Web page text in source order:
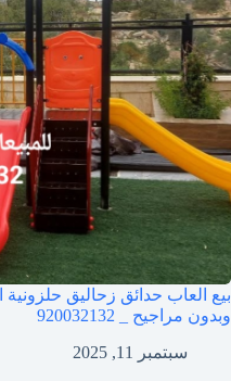
بيع العاب حدائق زحاليق حلزونية
وبدون مراجيح _ 920032132
سبتمبر 11, 2025